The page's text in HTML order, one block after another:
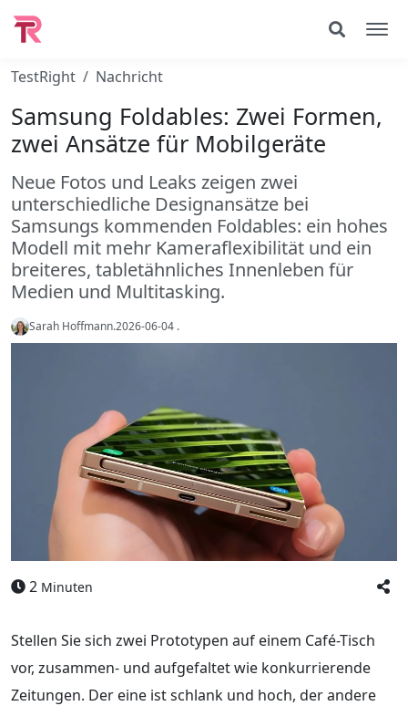
TestRight Nachricht
Samsung Foldables: Zwei Formen,
zwei Ansätze für Mobilgeräte
Neue Fotos und Leaks zeigen zwei
unterschiedliche Designansätze bei
Samsungs kommenden Foldables: ein hohes
Modell mit mehr Kameraflexibilität und ein
breiteres, tabletähnliches Innenleben für
Medien und Multitasking.
Sarah Hoffmann.2026-06-04 .
2 Minuten
Stellen Sie sich zwei Prototypen auf einem Café-Tisch
vor, zusammen- und aufgefaltet wie konkurrierende
Zeitungen. Der eine ist schlank und hoch, der andere